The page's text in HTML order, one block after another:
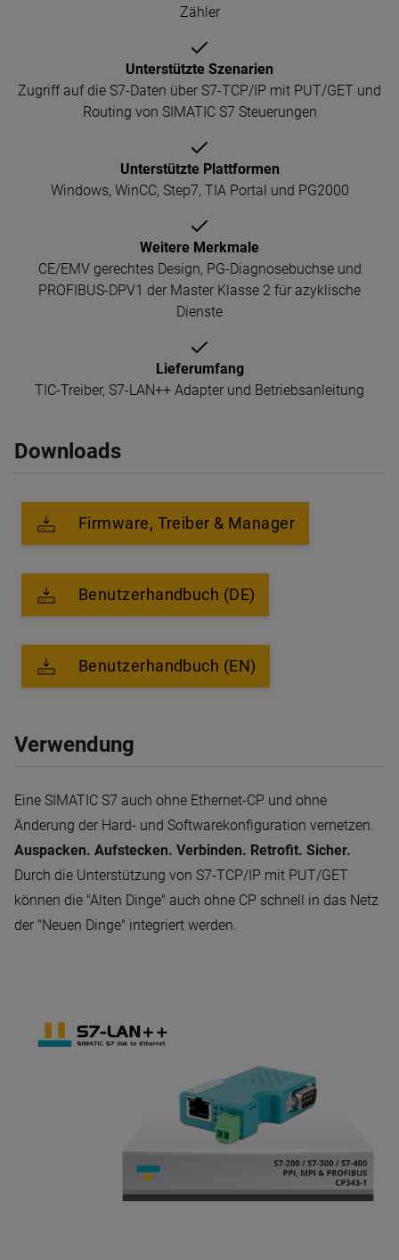
Verwendung
Eine SIMATIC S7 auch ohne Ethernet-CP und ohne
Änderung der Hard- und Softwarekonfiguration vernetzen.
Auspacken. Aufstecken. Verbinden. Retrofit. Sicher.
Durch die Unterstützung von S7-TCP/IP mit PUT/GET
können die "Alten Dinge" auch ohne CP schnell in das Netz
der "Neuen Dinge" integriert werden.
Zähler
Unterstützte Szenarien
Zugriff auf die S7-Daten über S7-TCP/IP mit PUT/GET und
Routing von SIMATIC S7 Steuerungen
Unterstützte Plattformen
Windows, WinCC, Step7, TIA Portal und PG2000
Weitere Merkmale
CE/EMV gerechtes Design, PG-Diagnosebuchse und
PROFIBUS-DPV1 der Master Klasse 2 für azyklische
Dienste
Lieferumfang
TIC-Treiber, S7-LAN++ Adapter und Betriebsanleitung
Downloads
Firmware, Treiber & Manager
Benutzerhandbuch (DE)
Benutzerhandbuch (EN)